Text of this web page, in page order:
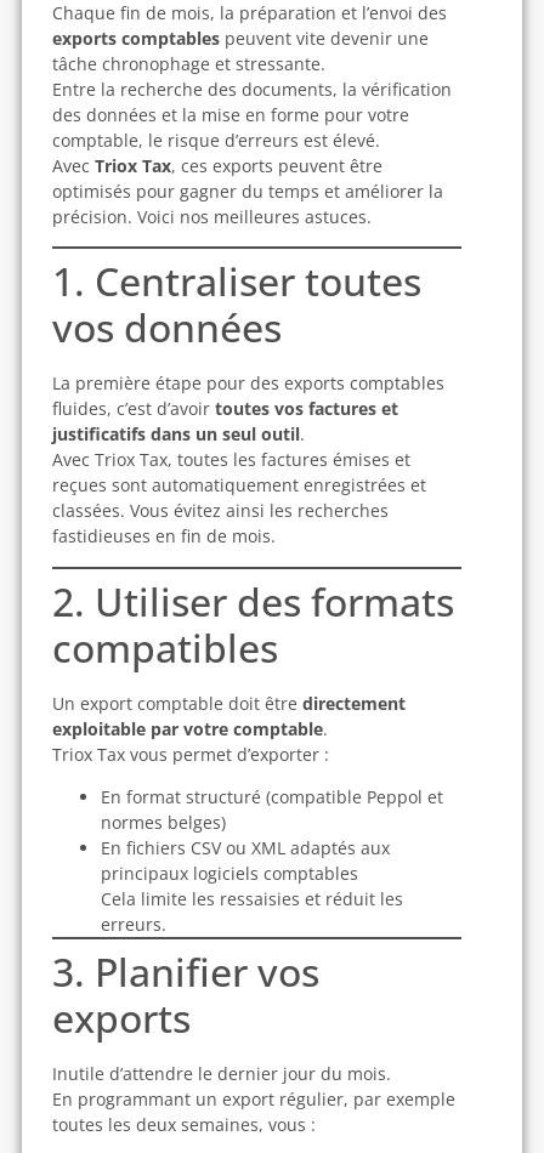
Chaque fin de mois, la préparation et l’envoi des
exports comptablespeuvent vite devenir une
tâche chronophage et stressante.
Entre la recherche des documents, la vérification
des données et la mise en forme pour votre
comptable, le risque d’erreurs est élevé.
Avec Triox Tax, ces exports peuvent être
optimisés pour gagner du temps et améliorer la
précision. Voici nos meilleures astuces.
1. Centraliser toutes
vos données
La première étape pour des exports comptables
fluides, c’est d’avoir toutes vos factures et
justificatifs dans un seul outil.
Avec Triox Tax, toutes les factures émises et
reçues sont automatiquement enregistrées et
classées. Vous évitez ainsi les recherches
fastidieuses en fin de mois.
2. Utiliser des formats
compatibles
Un export comptable doit être directement
exploitable par votre comptable.
Triox Tax vous permet d’exporter :
En format structuré (compatible Peppol et
normes belges)
En fichiers CSV ou XML adaptés aux
principaux logiciels comptables
Cela limite les ressaisies et réduit les
erreurs.
3. Planifier vos
exports
Inutile d’attendre le dernier jour du mois.
En programmant un export régulier, par exemple
toutes les deux semaines, vous :